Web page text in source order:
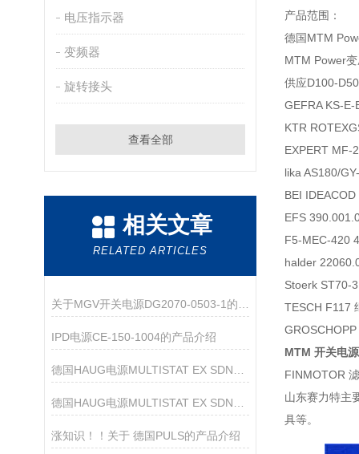
电压指示器
变频器
旋转接头
查看全部
相关文章
RELATED ARTICLES
IPD电源CE-150-1004的产品介绍
涨知识！！关于 德国PULS的产品介绍
产品范围：
德国MTM
MTM Power
供应D100-
GEFRA KS-
KTR
EXPERT MF-
lika AS180/
BEI
EFS
F5-MEC-420
halder
Stoerk ST70-
TESCH F117
MTM 开关电
FINMOTOR
山东赛力特主
具等。